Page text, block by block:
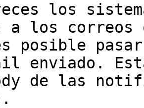
los
a los correos
posible
enviado.
de las